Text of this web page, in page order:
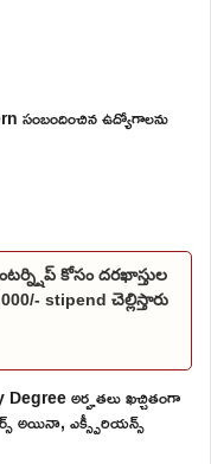
సంబందించిన ఉద్యోగాలను
కోసం దరఖాస్తుల
stipend చెల్లిస్తారు
అర్హతలు ఖచ్చితంగా
అయినా, ఎక్స్పీరియన్స్